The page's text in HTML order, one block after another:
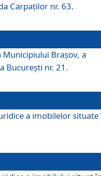
Carpaților nr. 63.
Brașov, a
București nr. 21.
a imobilelor situate